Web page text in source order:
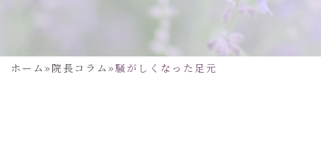
ホーム » 院長コラム »騒がしくなった足元